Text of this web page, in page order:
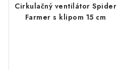
Cirkulačný ventilátor Spider
Farmer s klipom 15 cm